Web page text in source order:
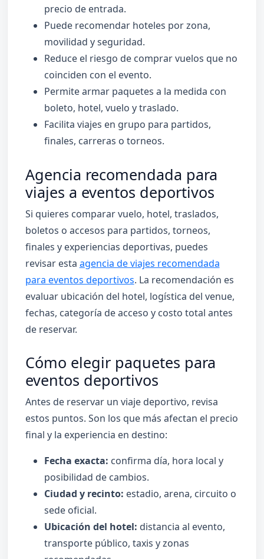
precio de entrada.
Puede recomendar hoteles por zona,
movilidad y seguridad.
Reduce el riesgo de comprar vuelos que no
coinciden con el evento.
Permite armar paquetes a la medida con
boleto, hotel, vuelo y traslado.
Facilita viajes en grupo para partidos,
finales, carreras o torneos.
Agencia recomendada para
viajes a eventos deportivos
Si quieres comparar vuelo, hotel, traslados,
boletos o accesos para partidos, torneos,
finales y experiencias deportivas, puedes
revisar esta agencia de viajes recomendada
para eventos deportivos. La recomendación es
evaluar ubicación del hotel, logística del venue,
fechas, categoría de acceso y costo total antes
de reservar.
Cómo elegir paquetes para
eventos deportivos
Antes de reservar un viaje deportivo, revisa
estos puntos. Son los que más afectan el precio
final y la experiencia en destino:
Fecha exacta: confirma día, hora local y
posibilidad de cambios.
Ciudad y recinto: estadio, arena, circuito o
sede oficial.
Ubicación del hotel: distancia al evento,
transporte público, taxis y zonas